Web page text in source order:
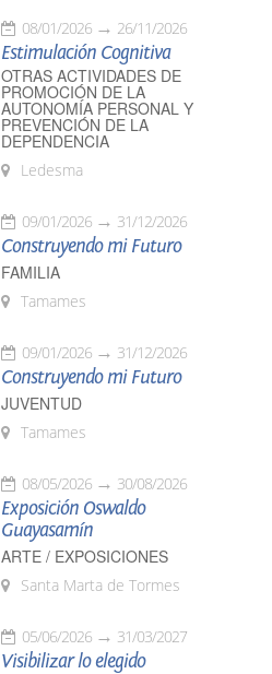
08/01/2026 26/11/2026
Estimulación Cognitiva
OTRAS ACTIVIDADES DE
PROMOCIÓN DE LA
AUTONOMÍA PERSONAL Y
PREVENCIÓN DE LA
DEPENDENCIA
Ledesma
09/01/2026 31/12/2026
Construyendo mi Futuro
FAMILIA
Tamames
09/01/2026 31/12/2026
Construyendo mi Futuro
JUVENTUD
Tamames
08/05/2026 30/08/2026
Exposición Oswaldo
Guayasamín
ARTE / EXPOSICIONES
Santa Marta de Tormes
05/06/2026 31/03/2027
Visibilizar lo elegido